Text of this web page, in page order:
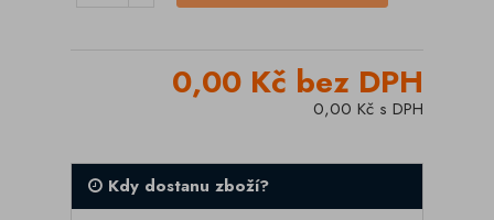
0,00 Kč bez DPH
0,00 Kč s DPH
Kdy dostanu zboží?